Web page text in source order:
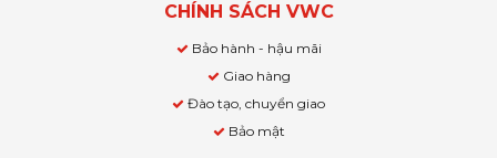
CHÍNH SÁCH VWC
Bảo hành - hậu mãi
Giao hàng
Đào tạo, chuyển giao
Bảo mật